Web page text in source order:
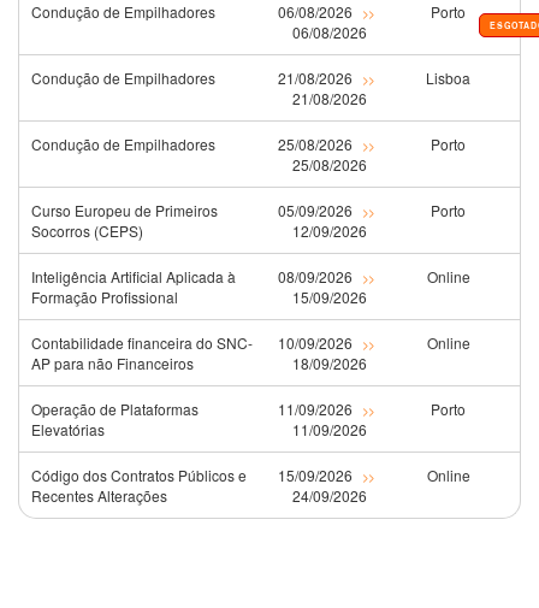
Condução de Empilhadores 06/08/2026 >>
06/08/2026
Porto
Condução de Empilhadores 21/08/2026 >>
21/08/2026
Lisboa
Condução de Empilhadores 25/08/2026 >>
25/08/2026
Porto
Curso Europeu de Primeiros
Socorros (CEPS)
05/09/2026 >>
12/09/2026
Porto
Inteligência Artificial Aplicada à
Formação Profissional
08/09/2026 >>
15/09/2026
Online
Contabilidade financeira do SNC-
AP para não Financeiros
10/09/2026 >>
18/09/2026
Online
Operação de Plataformas
Elevatórias
11/09/2026 >>
11/09/2026
Porto
Código dos Contratos Públicos e
Recentes Alterações
15/09/2026 >>
24/09/2026
Online